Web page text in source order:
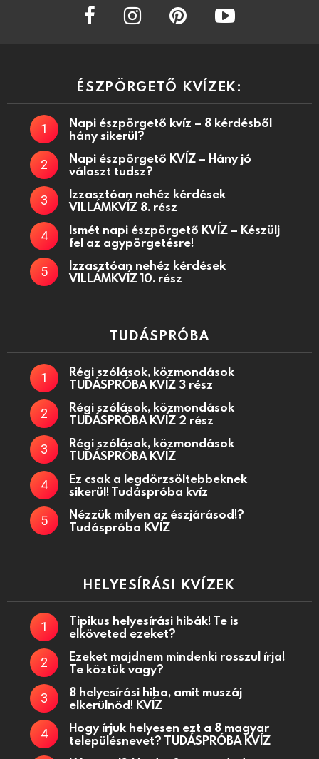
facebook instagram
ÉSZPÖRGETŐ KVÍZEK:
Napi észpörgető kvíz – 8 kérdésből
hány sikerül?
Napi észpörgető KVÍZ – Hány jó
választ tudsz?
Izzasztóan nehéz kérdések
VILLÁMKVÍZ 8. rész
Ismét napi észpörgető KVÍZ – Készülj
fel az agypörgetésre!
Izzasztóan nehéz kérdések
VILLÁMKVÍZ 10. rész
TUDÁSPRÓBA
Régi szólások, közmondások
TUDÁSPRÓBA KVÍZ 3 rész
Régi szólások, közmondások
TUDÁSPRÓBA KVÍZ 2 rész
Régi szólások, közmondások
TUDÁSPRÓBA KVÍZ
Ez csak a legdörzsöltebbeknek
sikerül! Tudáspróba kvíz
Nézzük milyen az észjárásod!?
Tudáspróba KVÍZ
HELYESÍRÁSI KVÍZEK
Tipikus helyesírási hibák! Te is
elköveted ezeket?
Ezeket majdnem mindenki rosszul írja!
Te köztük vagy?
8 helyesírási hiba, amit muszáj
elkerülnöd! KVÍZ
Hogy írjuk helyesen ezt a 8 magyar
településnevet? TUDÁSPRÓBA KVÍZ